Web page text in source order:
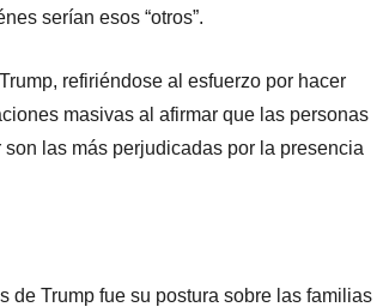
serían esos “otros”.
refiriéndose al esfuerzo por hacer
masivas al afirmar que las personas
las más perjudicadas por la presencia
de Trump fue su postura sobre las familias